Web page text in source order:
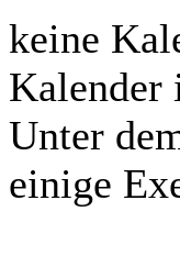
keine
Kalender
Unter
einige